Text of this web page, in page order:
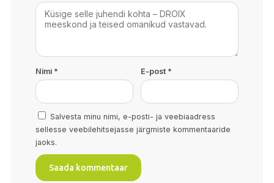
Nimi * E-post *
Salvesta minu nimi, e-posti- ja veebiaadress
sellesse veebilehitsejasse järgmiste kommentaaride
jaoks.